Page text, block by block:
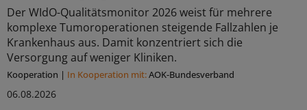
Der WIdO-Qualitätsmonitor 2026 weist für mehrere
komplexe Tumoroperationen steigende Fallzahlen je
Krankenhaus aus. Damit konzentriert sich die
Versorgung auf weniger Kliniken.
Kooperation | In Kooperation mit:AOK-Bundesverband
06.08.2026